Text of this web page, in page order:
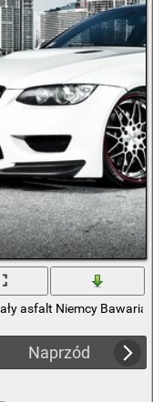
asfalt Niemcy Bawaria
Naprzód